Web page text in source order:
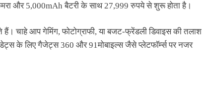
और 5,000mAh बैटरी के साथ 27,999 रुपये से शुरू होता है।
हैं। चाहे आप गेमिंग, फोटोग्राफी, या बजट-फ्रेंडली डिवाइस की तलाश
के लिए गैजेट्स 360 और 91मोबाइल्स जैसे प्लेटफॉर्म्स पर नजर